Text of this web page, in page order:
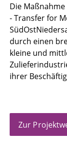
Die
- Transfer for
durch einen
kleine und
ihrer
Zur